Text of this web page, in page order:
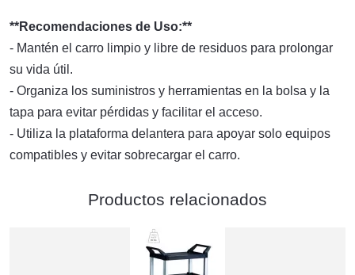
**Recomendaciones de Uso:**
- Mantén el carro limpio y libre de residuos para prolongar
su vida útil.
- Organiza los suministros y herramientas en la bolsa y la
tapa para evitar pérdidas y facilitar el acceso.
- Utiliza la plataforma delantera para apoyar solo equipos
compatibles y evitar sobrecargar el carro.
Productos relacionados